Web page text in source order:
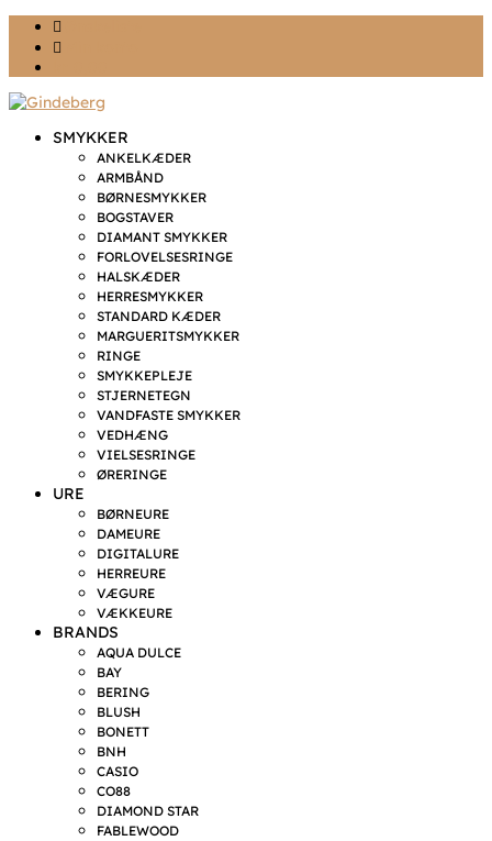
SMYKKER
ANKELKÆDER
ARMBÅND
BØRNESMYKKER
BOGSTAVER
DIAMANT SMYKKER
FORLOVELSESRINGE
HALSKÆDER
HERRESMYKKER
STANDARD KÆDER
MARGUERITSMYKKER
RINGE
SMYKKEPLEJE
STJERNETEGN
VANDFASTE SMYKKER
VEDHÆNG
VIELSESRINGE
ØRERINGE
URE
BØRNEURE
DAMEURE
DIGITALURE
HERREURE
VÆGURE
VÆKKEURE
BRANDS
AQUA DULCE
BAY
BERING
BLUSH
BONETT
BNH
CASIO
CO88
DIAMOND STAR
FABLEWOOD